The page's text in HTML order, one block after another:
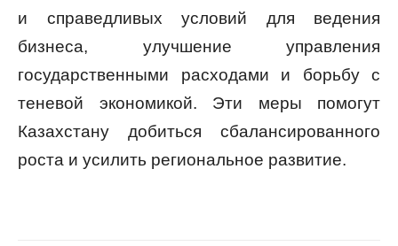
и справедливых условий для ведения
бизнеса, улучшение управления
государственными расходами и борьбу с
теневой экономикой. Эти меры помогут
Казахстану добиться сбалансированного
роста и усилить региональное развитие.